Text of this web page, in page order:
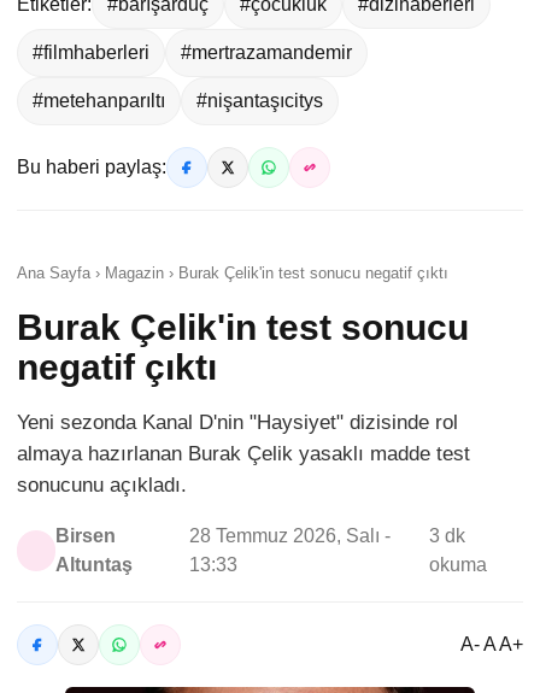
#filmhaberleri #mertrazamandemir
#metehanparıltı #nişantaşıcitys
Bu haberi paylaş:
Ana Sayfa › Magazin › Burak Çelik'in test sonucu negatif çıktı
Burak Çelik'in test sonucu
negatif çıktı
Yeni sezonda Kanal D'nin "Haysiyet" dizisinde rol
almaya hazırlanan Burak Çelik yasaklı madde test
sonucunu açıkladı.
Birsen
Altuntaş
28 Temmuz 2026, Salı -
13:33
3 dk
okuma
A- A A+